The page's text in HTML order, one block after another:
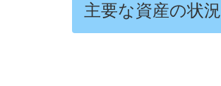
主要な資産の状況